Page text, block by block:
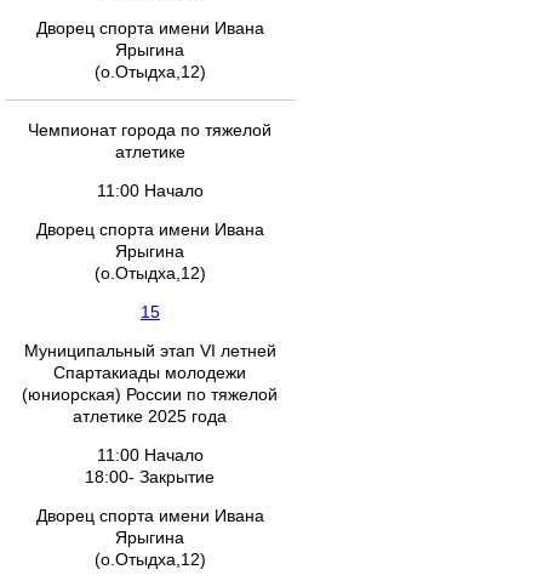
Дворец спорта имени Ивана
Ярыгина
(о.Отыдха,12)
Чемпионат города по тяжелой
атлетике
11:00 Начало
Дворец спорта имени Ивана
Ярыгина
(о.Отыдха,12)
15
Муниципальный этап VI летней
Спартакиады молодежи
(юниорская) России по тяжелой
атлетике 2025 года
11:00 Начало
18:00- Закрытие
Дворец спорта имени Ивана
Ярыгина
(о.Отыдха,12)